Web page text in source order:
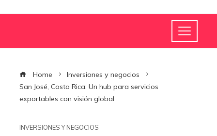
Home
Inversiones y negocios
San José, Costa Rica: Un hub para servicios
exportables con visión global
INVERSIONES Y NEGOCIOS